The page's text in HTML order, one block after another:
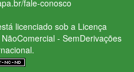
fale-conosco
licenciado sob a Licença
- SemDerivações